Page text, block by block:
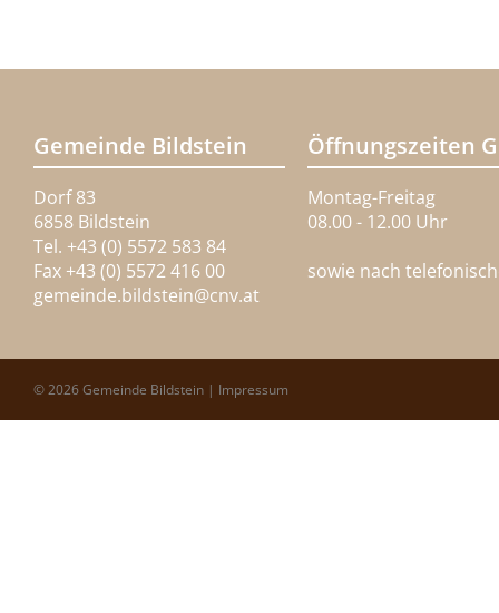
Gemeinde Bildstein
Dorf 83
6858 Bildstein
Tel. +43 (0) 5572 583 84
Fax +43 (0) 5572 416 00
gemeinde.bildstein@cnv.at
Öffnungszeiten
Montag-Freitag
08.00 - 12.00 Uhr
sowie nach
© 2026 Gemeinde Bildstein | Impressum